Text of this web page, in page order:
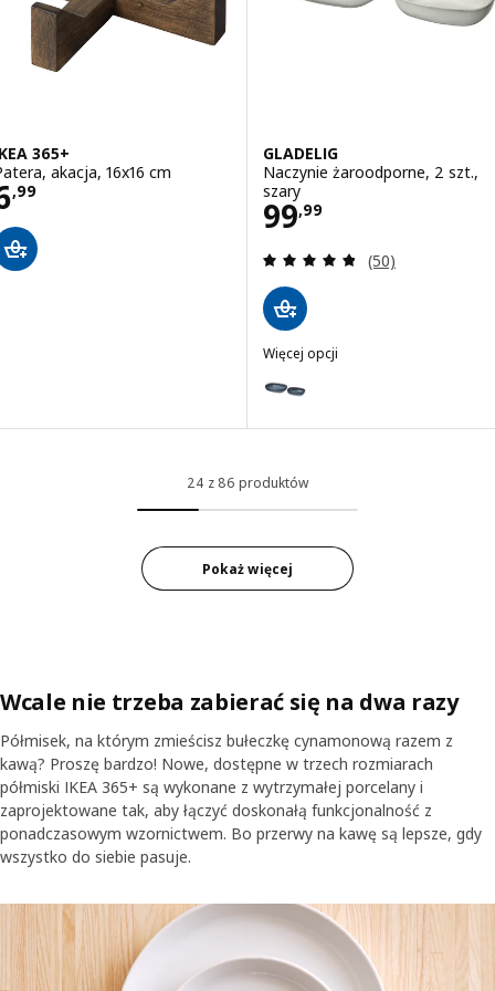
365+
akacja, 16x16 cm
,99 6,99
GLADELIG
Naczynie żaroodporne, 2 szt.,
szary
99,99
Cena 99,99
Recenzja: 4.8
(50)
Więcej opcji
Wariant: GLADELIG, Naczynie
Wariant: GLADELIG, Naczynie
24 z 86 produktów
Pokaż więcej
Wcale nie trzeba zabierać się na dwa razy
Półmisek, na którym zmieścisz bułeczkę cynamonową razem z
kawą? Proszę bardzo! Nowe, dostępne w trzech rozmiarach
półmiski IKEA 365+ są wykonane z wytrzymałej porcelany i
zaprojektowane tak, aby łączyć doskonałą funkcjonalność z
ponadczasowym wzornictwem. Bo przerwy na kawę są lepsze, gdy
wszystko do siebie pasuje.
Trzy białe półmiski IKEA 365+ w różnych rozmiarach ustawione